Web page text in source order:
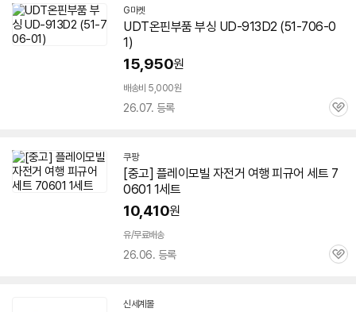
G마켓
UDT온핀부품 부싱 UD-913D2 (51-706-0
1)
15,950원
배송비 5,000원
26.07. 등록
관
쿠팡
[중고] 플레이모빌 자전거 여행 피규어 세트 7
0601 1세트
10,410원
유/무료배송
26.06. 등록
관
신세계몰